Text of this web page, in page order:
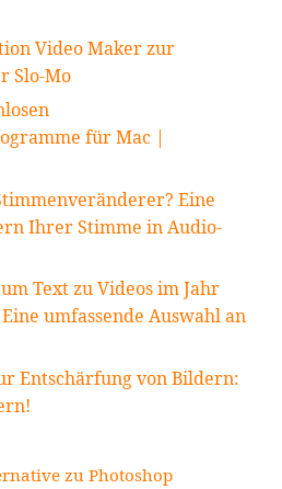
Video Maker zur
Slo-Mo
für Mac |
Eine
Ihrer Stimme in Audio-
Text zu Videos im Jahr
umfassende Auswahl an
Entschärfung von Bildern:
zu Photoshop